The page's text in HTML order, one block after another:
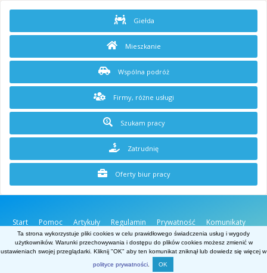
Giełda
Mieszkanie
Wspólna podróż
Firmy, różne usługi
Szukam pracy
Zatrudnię
Oferty biur pracy
Start Pomoc Artykuły Regulamin Prywatność
Komunikaty
O stronie
Kontakt
Belgia.net
Powered by Invision Community
Ta strona wykorzystuje pliki cookies w celu prawidłowego świadczenia usług i wygody
użytkowników. Warunki przechowywania i dostępu do plików cookies możesz zmienić w
ustawieniach swojej przeglądarki. Kliknij "OK" aby ten komunikat zniknął lub dowiedz się więcej w
polityce prywatności. OK